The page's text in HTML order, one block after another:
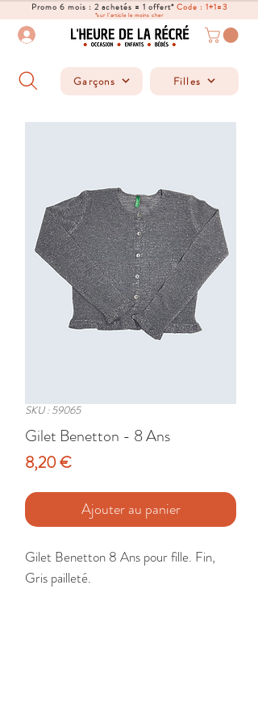
Promo 6 mois : 2 achetés = 1 offert*Code : 1+1=3
*sur l'article le moins cher
Garçons Filles
SKU : 59065
Gilet Benetton - 8 Ans
8,20 €Prix
Ajouter au panier
Gilet Benetton 8 Ans pour fille. Fin,
Gris pailleté.